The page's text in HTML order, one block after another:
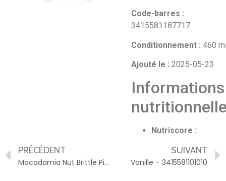
Code-barres :
3415581187717
Conditionnement : 460
Ajouté le : 2025-05-23
Informations
Nutriscore :
PRÉCÉDENT
Macadamia Nut Brittle Pint – 3415581122015
SUIVANT
Vanille – 3415581101010